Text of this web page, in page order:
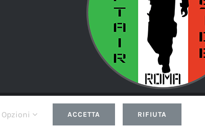
Opzioni ACCETTA RIFIUTA